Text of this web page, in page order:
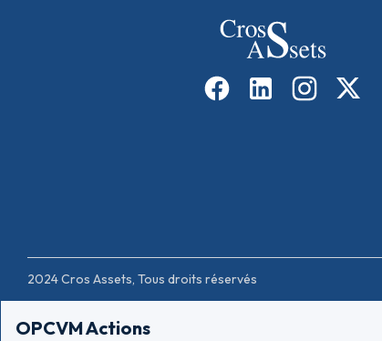
2024 Cros Assets, Tous droits réservés
OPCVM Actions